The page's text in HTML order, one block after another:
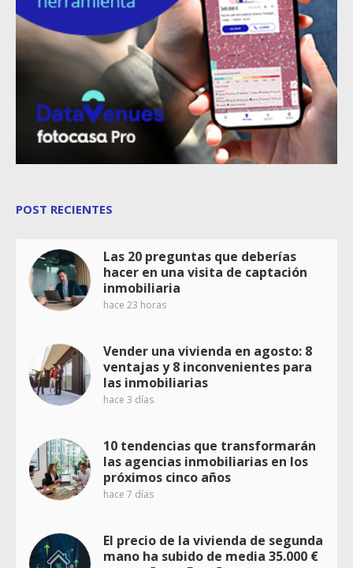
POST RECIENTES
Las 20 preguntas que deberías
hacer en una visita de captación
inmobiliaria
hace 23 horas
Vender una vivienda en agosto: 8
ventajas y 8 inconvenientes para
las inmobiliarias
hace 3 días
10 tendencias que transformarán
las agencias inmobiliarias en los
próximos cinco años
hace 7 días
El precio de la vivienda de segunda
mano ha subido de media 35.000 €